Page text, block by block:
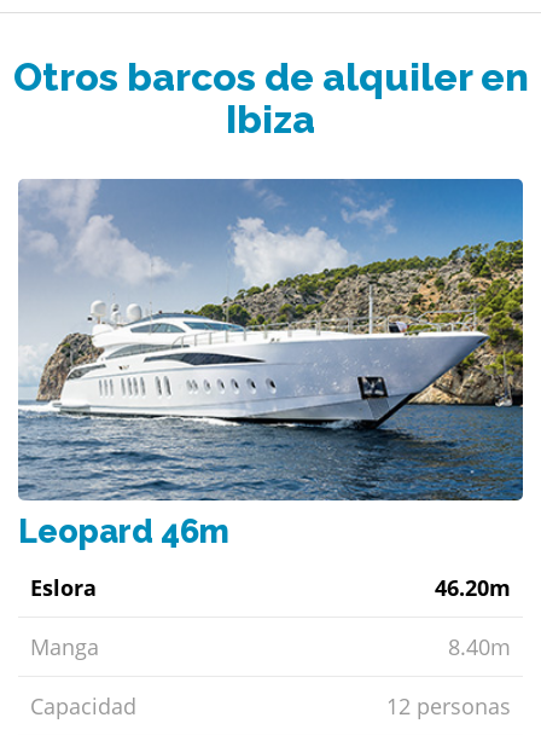
Otros barcos de alquiler en
Ibiza
Leopard 46m
Eslora 46.20m
Manga 8.40m
Capacidad 12 personas